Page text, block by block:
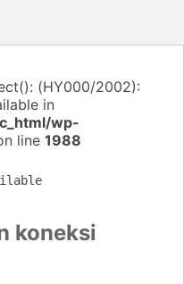
(HY000/2002):
in
wp-
line 1988
koneksi